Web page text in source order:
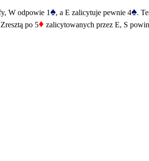
W odpowie 1♠, a E zalicytuje pewnie 4♠.
po 5♦ zalicytowanych przez E, S